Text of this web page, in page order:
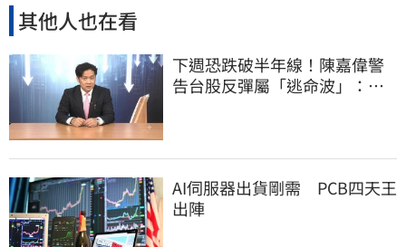
其他人也在看
下週恐跌破半年線！陳嘉偉警
告台股反彈屬「逃命波」：空
AI伺服器出貨剛需 PCB四天王
出陣